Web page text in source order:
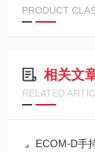
PRODUCT
相关文
RELATED
ECOM-D手